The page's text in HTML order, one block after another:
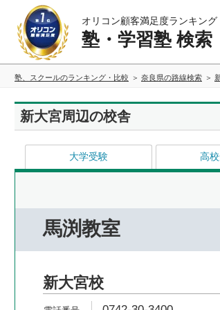
オリコン顧客満足度ランキング
塾・学習塾 検索
塾、スクールのランキング・比較 奈良県の路線検索
新大宮周辺の校舎
大学受験 高
馬渕教室
新大宮校